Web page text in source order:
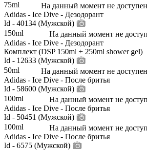
75ml
На данный момент не доступен
Adidas - Ice Dive - Дезодорант
Id - 40134 (Мужской)
150ml
На данный момент не
Adidas - Ice Dive - Дезодорант
Комплект (DSP 150ml + 250ml shower gel)
Id - 12633 (Мужской)
50ml
На данный момент не доступен
Adidas - Ice Dive - После бритья
Id - 58600 (Мужской)
100ml
На данный момент не
Adidas - Ice Dive - После бритья
Id - 50451 (Мужской)
100ml
На данный момент не
Adidas - Ice Dive - После бритья
Id - 6575 (Мужской)